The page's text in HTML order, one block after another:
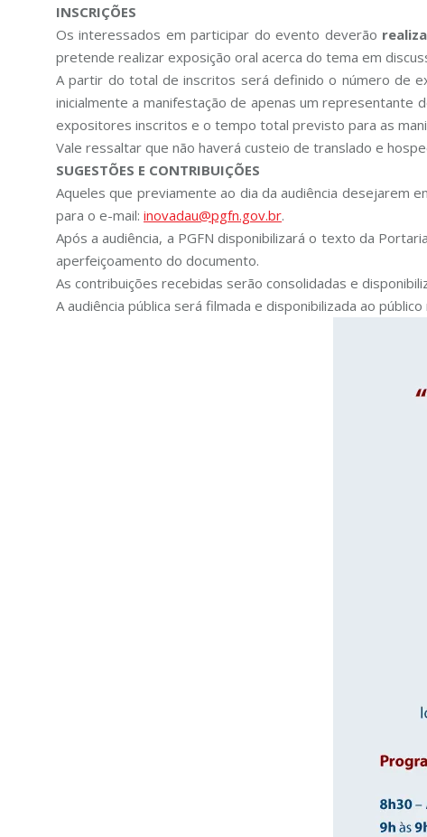
INSCRIÇÕES
Os interessados em participar do evento deverão
pretende realizar exposição oral acerca do tema em
A partir do total de inscritos será definido o número de
inicialmente a manifestação de apenas um representante
expositores inscritos e o tempo total previsto para as
Vale ressaltar que não haverá custeio de translado e
SUGESTÕES E CONTRIBUIÇÕES
Aqueles que previamente ao dia da audiência desejarem
para o e-mail: inovadau@pgfn.gov.br.
Após a audiência, a PGFN disponibilizará o texto da
aperfeiçoamento do documento.
As contribuições recebidas serão consolidadas e
A audiência pública será filmada e disponibilizada ao